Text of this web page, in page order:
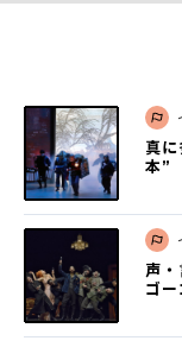
真
本”
声
ゴ